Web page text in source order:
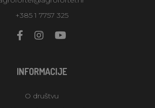
+385 1 7757 325
INFORMACIJE
O društvu